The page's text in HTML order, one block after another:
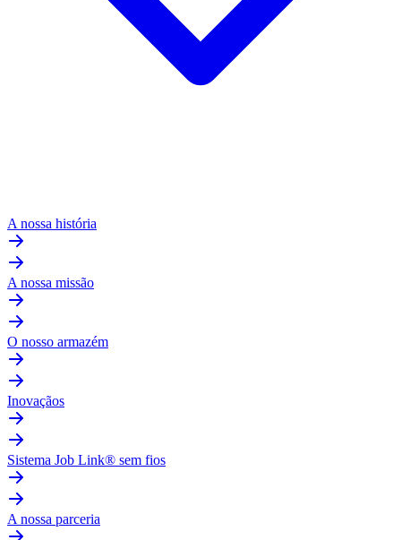
A nossa história
A nossa missão
O nosso armazém
Inovaçãos
Sistema Job Link® sem fios
A nossa parceria